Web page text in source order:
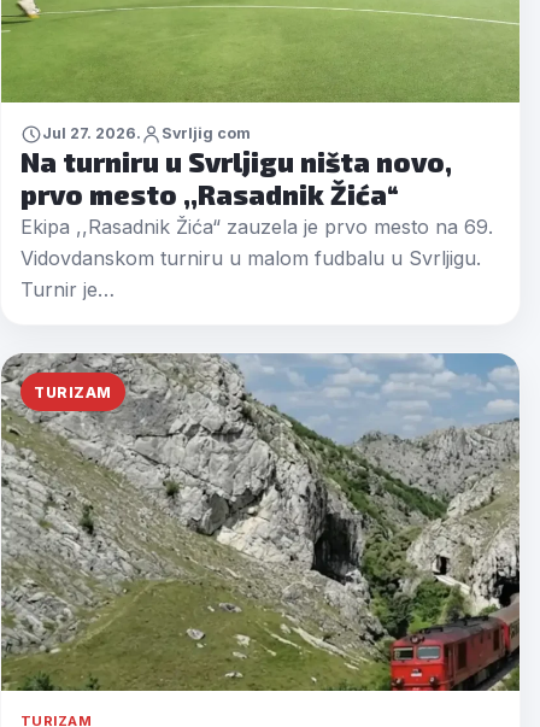
Jul 27. 2026. Svrljig com
Na turniru u Svrljigu ništa novo,
prvo mesto ,,Rasadnik Žića“
Ekipa ,,Rasadnik Žića“ zauzela je prvo mesto na 69.
Vidovdanskom turniru u malom fudbalu u Svrljigu.
Turnir je…
TURIZAM
TURIZAM